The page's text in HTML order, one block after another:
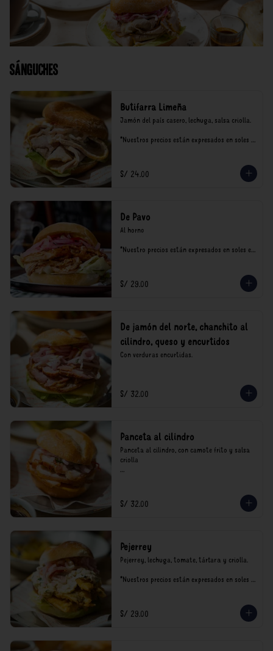
Sánguches
Butifarra Limeña
Jamón del país casero, lechuga, salsa criolla.
*Nuestros precios están expresados en soles e
S/ 24.00
De Pavo
Al horno
*Nuestro precios están expresados en soles e
S/ 29.00
De jamón del norte, chanchito al
cilindro, queso y encurtidos
Con verduras encurtidas.
S/ 32.00
Panceta al cilindro
Panceta al cilindro, con camote frito y salsa
criolla
consumo.
S/ 32.00
Pejerrey
Pejerrey, lechuga, tomate, tártara y criolla.
*Nuestros precios están expresados en soles e
S/ 29.00